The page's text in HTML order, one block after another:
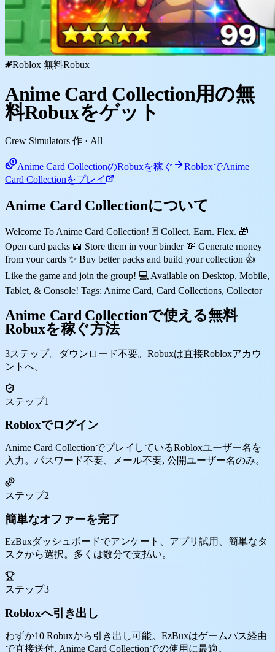
Roblox 無料Robux
Anime Card Collection用の無
料Robuxをゲット
Crew Simulators 作 · All
Anime Card CollectionのRobuxを稼ぐ
RobloxでAnime
Card Collectionをプレイ
Anime Card Collectionについて
Welcome To Anime Card Collection! 🃏 Collect. Earn. Flex. 🎁
Open card packs 📖 Store them in your binder 💸 Generate money
from your cards ✨ Buy better packs and build your collection 👍
Like the game and join the group! 💻 Available on Desktop, Mobile,
Tablet, & Console! Tags: Anime Card, Card Collections, Collector
Anime Card Collectionで使える無料
Robuxを稼ぐ方法
3ステップ。ダウンロード不要。Robuxは直接Robloxアカウ
ントへ。
ステップ1
Robloxでログイン
Anime Card CollectionでプレイしているRobloxユーザー名を
入力。パスワード不要、メール不要, 公開ユーザー名のみ。
ステップ2
簡単なオファーを完了
EzBuxダッシュボードでアンケート、アプリ試用、簡単なタ
スクから選択。多くは数分で支払い。
ステップ3
Robloxへ引き出し
わずか10 Robuxから引き出し可能。EzBuxはゲームパス経由
で直接送付, Anime Card Collectionでの使用に最適。